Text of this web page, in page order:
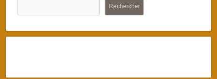
Rechercher